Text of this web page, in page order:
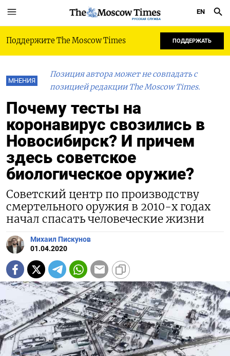
РУССКАЯ СЛУЖБА
EN
Поддержите The Moscow Times ПОДДЕРЖАТЬ
МНЕНИЯ
Позиция автора может не совпадать с
позицией редакции The Moscow Times.
Почему тесты на
коронавирус свозились в
Новосибирск? И причем
здесь советское
биологическое оружие?
Советский центр по производству
смертельного оружия в 2010-х годах
начал спасать человеческие жизни
Михаил Пискунов
01.04.2020